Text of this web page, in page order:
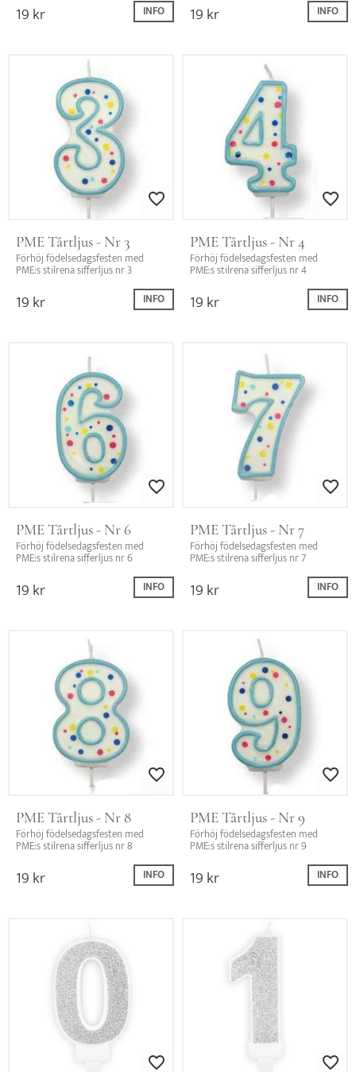
19kr INFO 19kr INFO
Lägg till i favoriter
PME Tårtljus - Nr 3
Förhöj födelsedagsfesten med
PME:s stilrena sifferljus nr 3
19kr INFO
Lägg till i
PME Tårtljus - Nr 4
Förhöj födelsedagsfesten med
PME:s stilrena sifferljus nr 4
19kr INFO
Lägg till i favoriter
PME Tårtljus - Nr 6
Förhöj födelsedagsfesten med
PME:s stilrena sifferljus nr 6
19kr INFO
Lägg till i
PME Tårtljus - Nr 7
Förhöj födelsedagsfesten med
PME:s stilrena sifferljus nr 7
19kr INFO
Lägg till i favoriter
PME Tårtljus - Nr 8
Förhöj födelsedagsfesten med
PME:s stilrena sifferljus nr 8
19kr INFO
Lägg till i
PME Tårtljus - Nr 9
Förhöj födelsedagsfesten med
PME:s stilrena sifferljus nr 9
19kr INFO
Lägg till i favoriter Lägg till i